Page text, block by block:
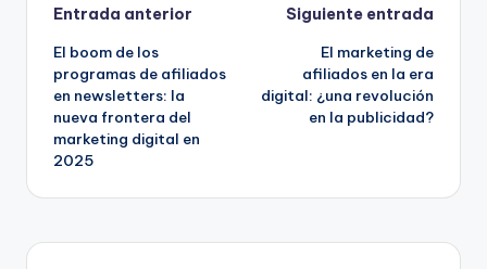
Navegación
de
entradas
Entrada anterior
El boom de los
programas de afiliados
en newsletters: la
nueva frontera del
marketing digital en
2025
Siguiente entrada
El marketing de
afiliados en la era
digital: ¿una revolución
en la publicidad?